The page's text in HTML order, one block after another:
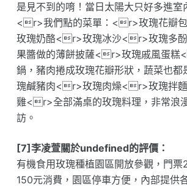
是見不到的唷！當日太陽大只好多進室
<r>我們點的菜單：<r>玫瑰花瓣
玫瑰奶酪<r>玫瑰冰沙<r>玫瑰多
果醬做的薄餅披薩<r>玫瑰戚風蛋糕
鍋，豬肉捲成玫瑰花瓣形狀，蔬菜也
瑰鹹豬肉<r>玫瑰肉燥<r>玫瑰拌
雞<r>全部滿桌的玫瑰料理，非常浪
訪。
[7]李凌萱關於undefined的評價：
有機食用玫瑰種植園區開放參觀，門
150元消費，園區停車方便，內部提供